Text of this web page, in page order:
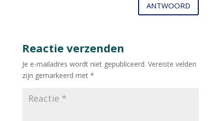
ANTWOORD
Reactie verzenden
Je e-mailadres wordt niet gepubliceerd. Vereiste velden
zijn gemarkeerd met *